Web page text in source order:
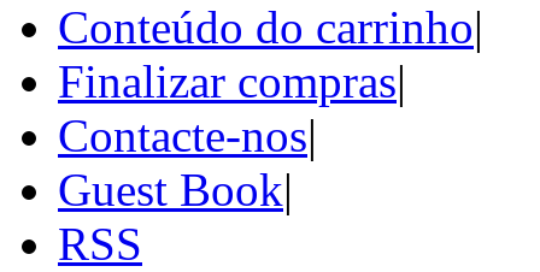
Conteúdo do carrinho|
Finalizar compras|
Contacte-nos|
Guest Book|
RSS